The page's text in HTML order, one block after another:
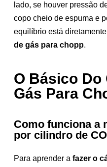
lado, se houver pressão
copo cheio de espuma e
equilíbrio está
de gás para chopp.
O Básico Do
Gás Para
Como funciona a
por cilindro de
Para aprender a fazer o